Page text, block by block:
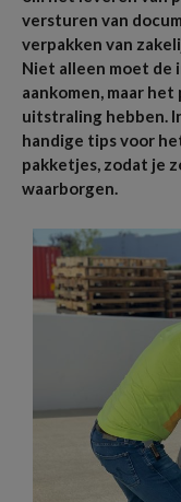
versturen van
verpakken van
Niet alleen moet de
aankomen, maar
uitstraling hebben.
handige tips voor
pakketjes, zodat je
waarborgen.